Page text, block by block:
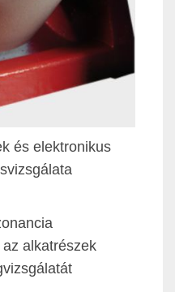
és elektronikus
alkatrészek